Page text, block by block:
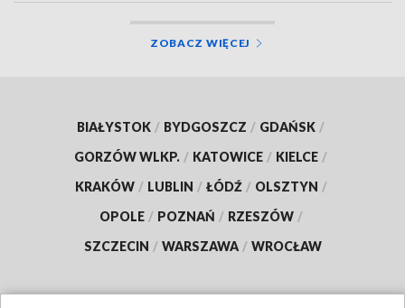
ZOBACZ WIĘCEJ
BIAŁYSTOK / BYDGOSZCZ / GDAŃSK /
GORZÓW WLKP. / KATOWICE / KIELCE /
KRAKÓW / LUBLIN / ŁÓDŹ / OLSZTYN /
OPOLE / POZNAŃ / RZESZÓW /
SZCZECIN / WARSZAWA / WROCŁAW